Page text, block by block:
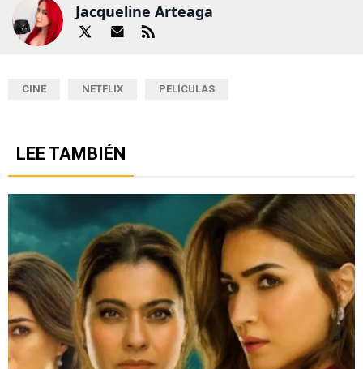
Jacqueline Arteaga
CINE NETFLIX PELÍCULAS
LEE TAMBIÉN